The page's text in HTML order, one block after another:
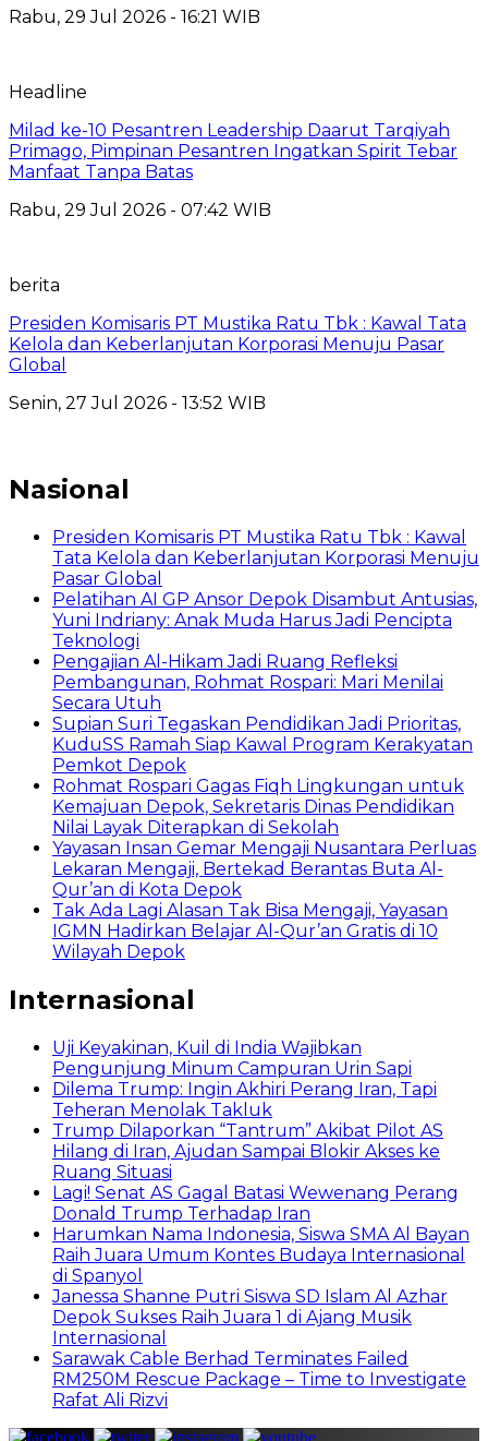
Rabu, 29 Jul 2026 - 16:21 WIB
Headline
Milad ke-10 Pesantren Leadership Daarut Tarqiyah
Primago, Pimpinan Pesantren Ingatkan Spirit Tebar
Manfaat Tanpa Batas
Rabu, 29 Jul 2026 - 07:42 WIB
berita
Presiden Komisaris PT Mustika Ratu Tbk : Kawal Tata
Kelola dan Keberlanjutan Korporasi Menuju Pasar
Global
Senin, 27 Jul 2026 - 13:52 WIB
Nasional
Presiden Komisaris PT Mustika Ratu Tbk : Kawal
Tata Kelola dan Keberlanjutan Korporasi Menuju
Pasar Global
Pelatihan AI GP Ansor Depok Disambut Antusias,
Yuni Indriany: Anak Muda Harus Jadi Pencipta
Teknologi
Pengajian Al-Hikam Jadi Ruang Refleksi
Pembangunan, Rohmat Rospari: Mari Menilai
Secara Utuh
Supian Suri Tegaskan Pendidikan Jadi Prioritas,
KuduSS Ramah Siap Kawal Program Kerakyatan
Pemkot Depok
Rohmat Rospari Gagas Fiqh Lingkungan untuk
Kemajuan Depok, Sekretaris Dinas Pendidikan
Nilai Layak Diterapkan di Sekolah
Yayasan Insan Gemar Mengaji Nusantara Perluas
Lekaran Mengaji, Bertekad Berantas Buta Al-
Qur’an di Kota Depok
Tak Ada Lagi Alasan Tak Bisa Mengaji, Yayasan
IGMN Hadirkan Belajar Al-Qur’an Gratis di 10
Wilayah Depok
Internasional
Uji Keyakinan, Kuil di India Wajibkan
Pengunjung Minum Campuran Urin Sapi
Dilema Trump: Ingin Akhiri Perang Iran, Tapi
Teheran Menolak Takluk
Trump Dilaporkan “Tantrum” Akibat Pilot AS
Hilang di Iran, Ajudan Sampai Blokir Akses ke
Ruang Situasi
Lagi! Senat AS Gagal Batasi Wewenang Perang
Donald Trump Terhadap Iran
Harumkan Nama Indonesia, Siswa SMA Al Bayan
Raih Juara Umum Kontes Budaya Internasional
di Spanyol
Janessa Shanne Putri Siswa SD Islam Al Azhar
Depok Sukses Raih Juara 1 di Ajang Musik
Internasional
Sarawak Cable Berhad Terminates Failed
RM250M Rescue Package – Time to Investigate
Rafat Ali Rizvi